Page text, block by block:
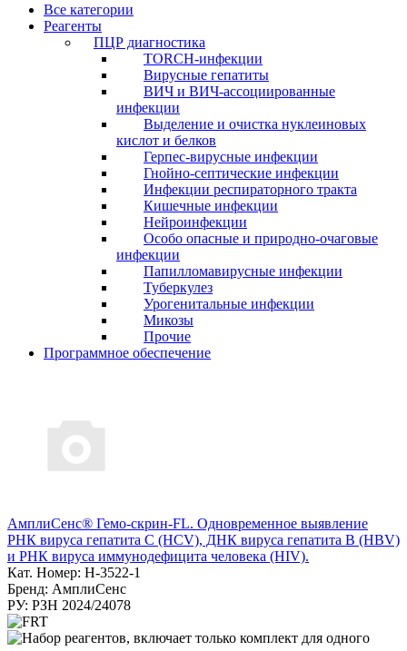
Все категории
Реагенты
ПЦР диагностика
TORCH-инфекции
Вирусные гепатиты
ВИЧ и ВИЧ-ассоциированные
инфекции
Выделение и очистка нуклеиновых
кислот и белков
Герпес-вирусные инфекции
Гнойно-септические инфекции
Инфекции респираторного тракта
Кишечные инфекции
Нейроинфекции
Особо опасные и природно-очаговые
инфекции
Папилломавирусные инфекции
Туберкулез
Урогенитальные инфекции
Микозы
Прочие
Программное обеспечение
АмплиСенс® Гемо-скрин-FL. Одновременное выявление
РНК вируса гепатита С (HCV), ДНК вируса гепатита B (HBV)
и РНК вируса иммунодефицита человека (HIV).
Кат. Номер: H-3522-1
Бренд: АмплиСенс
РУ: РЗН 2024/24078